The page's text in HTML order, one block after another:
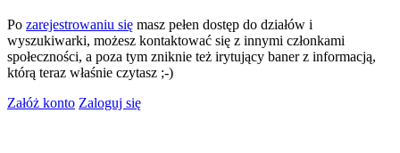
Po zarejestrowaniu się masz pełen dostęp do działów i
wyszukiwarki, możesz kontaktować się z innymi członkami
społeczności, a poza tym zniknie też irytujący baner z informacją,
którą teraz właśnie czytasz ;-)
Załóż konto Zaloguj się